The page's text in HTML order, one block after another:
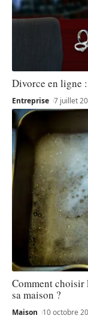
Divorce en ligne
Entreprise 7 juillet
Comment choisir
sa maison ?
Maison 10 octobre